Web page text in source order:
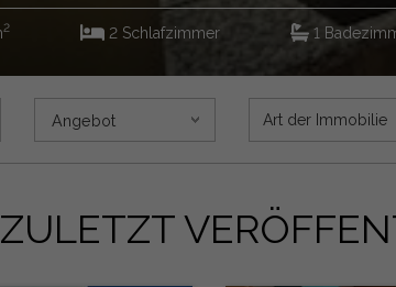
2 Schlafzimmer 1 Badezimmer
Angebot Art der Immobilie
ZULETZT